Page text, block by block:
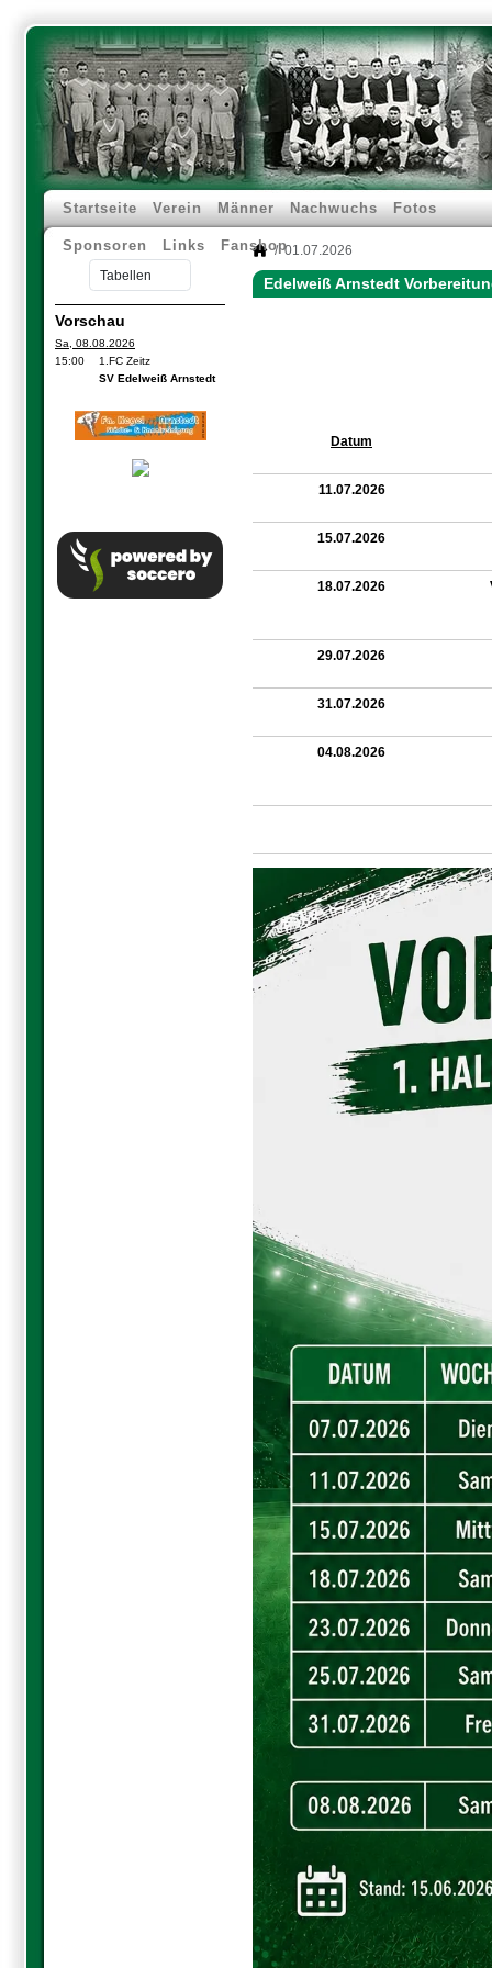
Startseite Verein Männer Nachwuchs Fotos
Sponsoren Links Fanshop
Vorschau
Sa, 08.08.2026
15:00
1.FC Zeitz
SV Edelweiß Arnstedt
01.07.2026
Edelweiß Arnstedt
Datum
11.07.2026
15.07.2026
18.07.2026
29.07.2026
31.07.2026
04.08.2026